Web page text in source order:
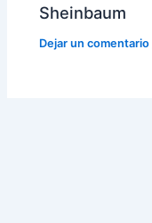
Sheinbaum
Dejar un comentario